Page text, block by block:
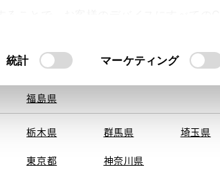
統計 マーケティング
岩手県 宮城県 秋田県
福島県
栃木県 群馬県 埼玉県
東京都 神奈川県
電話